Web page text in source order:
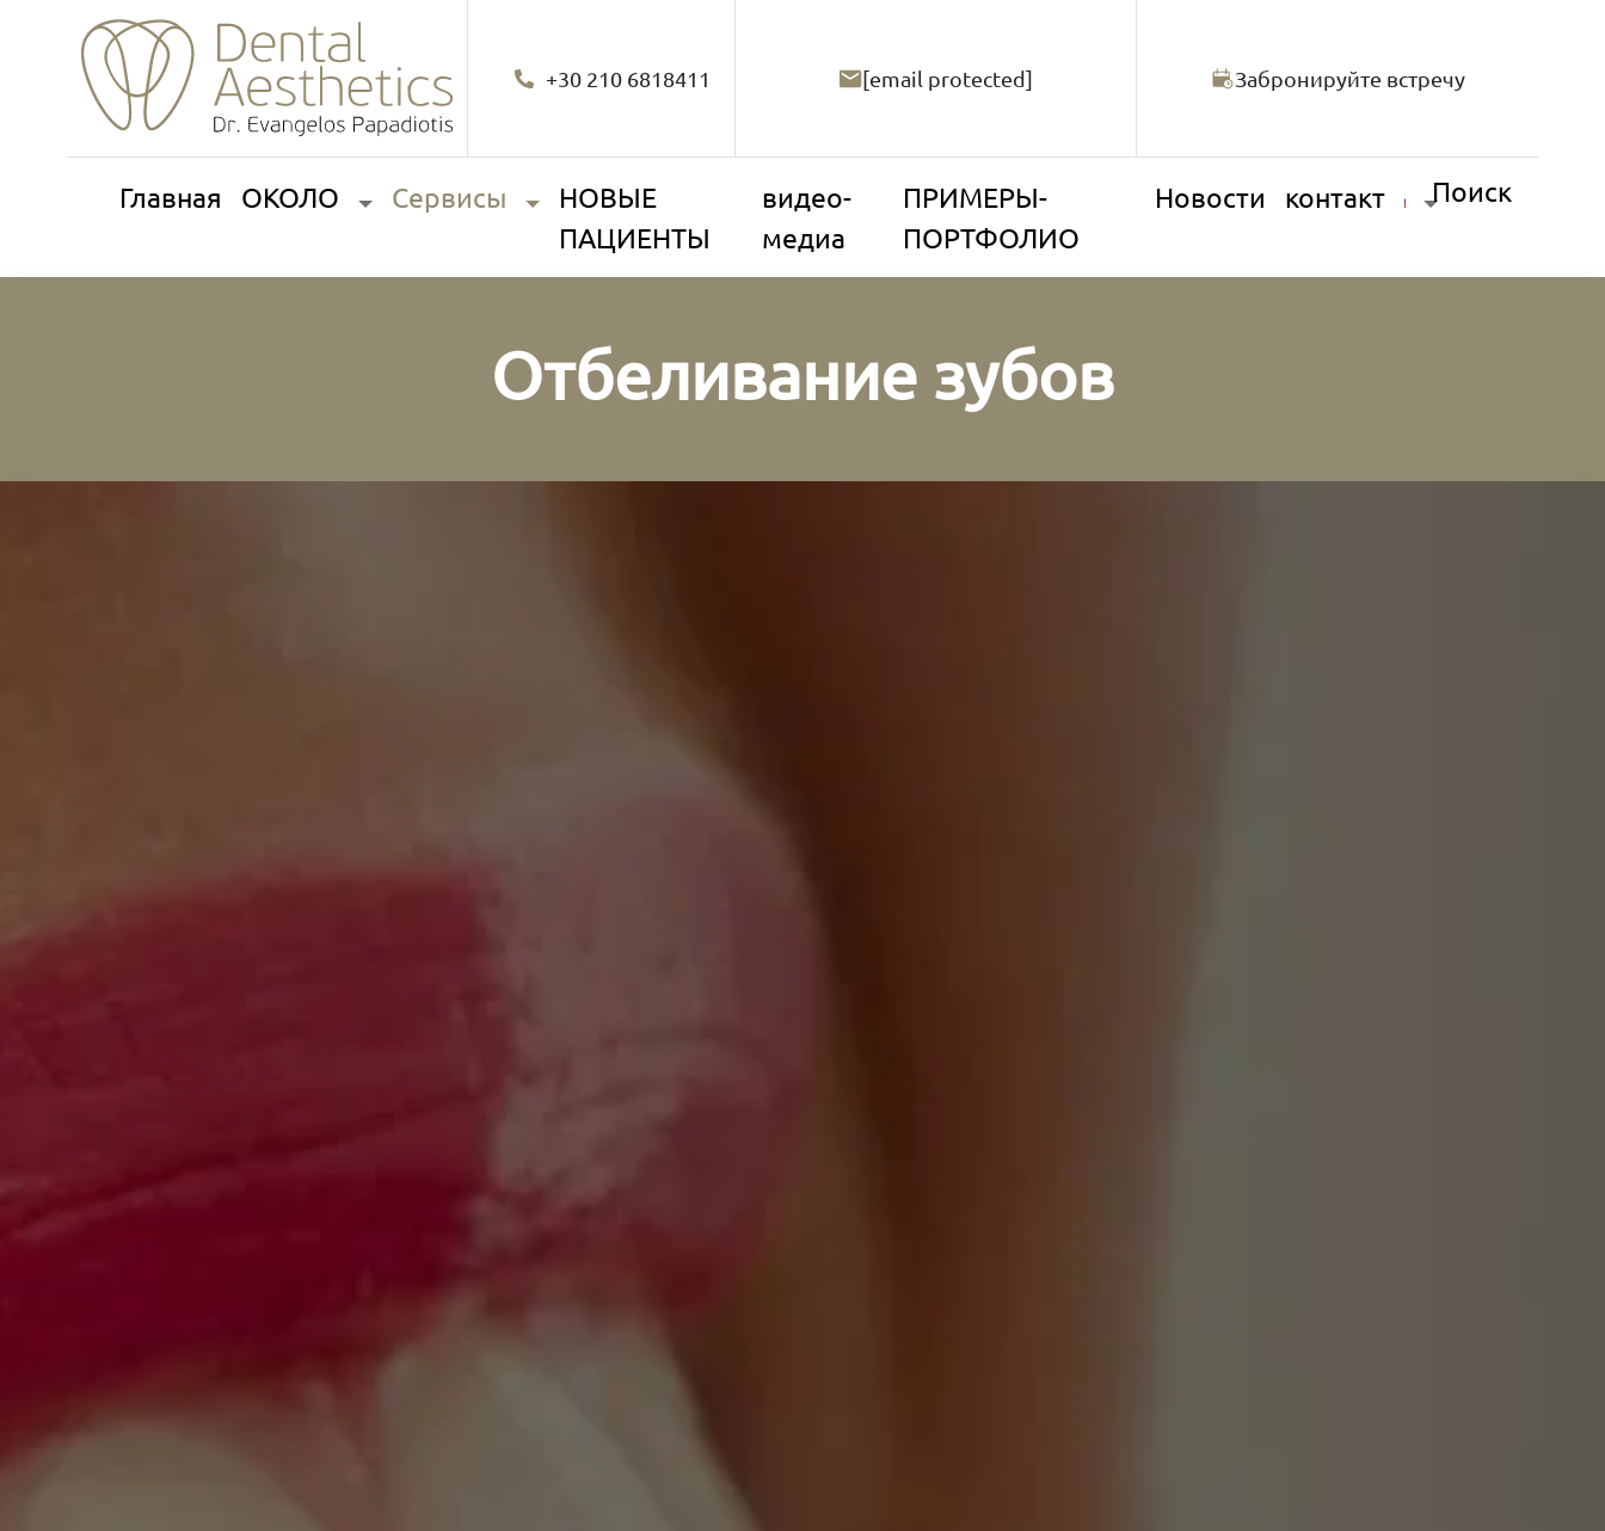
+30 210 6818411 [email protected] Забронируйте встречу
Главная ОКОЛО Сервисы
НОВЫЕ
ПАЦИЕНТЫ
видео-
медиа
ПРИМЕРЫ-
ПОРТФОЛИО
Новости контакт Поиск
Отбеливание зубов